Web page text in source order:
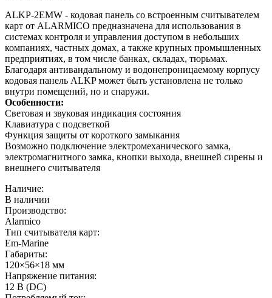
ALKP-2EMW - кодовая панель со встроенным считывателем
карт от ALARMICO предназначена для использования в
системах контроля и управления доступом в небольших
компаниях, частных домах, а также крупных промышленных
предприятиях, в том числе банках, складах, тюрьмах.
Благодаря антивандальному и водонепроницаемому корпусу
кодовая панель ALKP может быть установлена не только
внутри помещений, но и снаружи.
Особенности:
Световая и звуковая индикация состояния
Клавиатура с подсветкой
Функция защиты от короткого замыкания
Возможно подключение электромеханического замка,
электромагнитного замка, кнопки выхода, внешней сирены и
внешнего считывателя
Наличие:
В наличии
Производство:
Alarmico
Тип считывателя карт:
Em-Marine
Габариты:
120×56×18 мм
Напряжение питания:
12 B (DC)